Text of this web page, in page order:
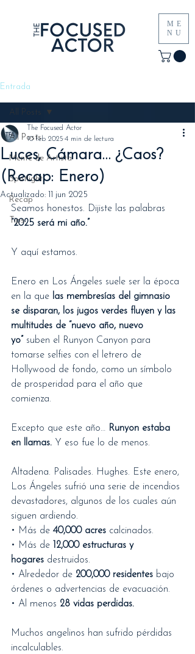
ME
NU
Entrada
All Posts
Mente de Artista
Spotlight
Recap
Tips
All Posts
Luces, Cámara… ¿Caos?
(Recap: Enero)
The Focused Actor
10 feb 2025 4 min de lectura
Actualizado: 11 jun 2025
Seamos honestos. Dijiste las palabras
“2025 será mi año.”
Y aquí estamos.
Enero en Los Ángeles suele ser la época
en la que las membresías del gimnasio
se disparan, los jugos verdes fluyen y las
multitudes de “nuevo año, nuevo
yo”
suben el Runyon Canyon para
tomarse selfies con el letrero de
Hollywood de fondo, como un símbolo
de prosperidad para el año que
comienza.
Excepto que este año… Runyon estaba
en llamas. Y eso fue lo de menos.
Altadena. Palisades. Hughes. Este enero,
Los Ángeles sufrió una serie de incendios
devastadores, algunos de los cuales aún
siguen ardiendo.
• Más de 40,000 acres calcinados.
• Más de 12,000 estructuras y
hogares destruidos.
• Alrededor de 200,000 residentes bajo
órdenes o advertencias de evacuación.
• Al menos 28 vidas perdidas.
Muchos angelinos han sufrido pérdidas
incalculables.